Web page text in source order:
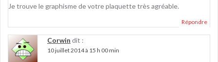
Je trouve le graphisme de votre plaquette très agréable.
Répondre
Corwin dit :
10 juillet 2014 à 15 h 00 min